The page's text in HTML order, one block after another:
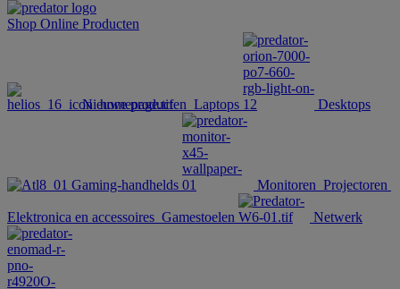
Shop Online Producten
Nieuwe producten Laptops Desktops
Gaming-handhelds Monitoren Projectoren
Elektronica en accessoires Gamestoelen Netwerk